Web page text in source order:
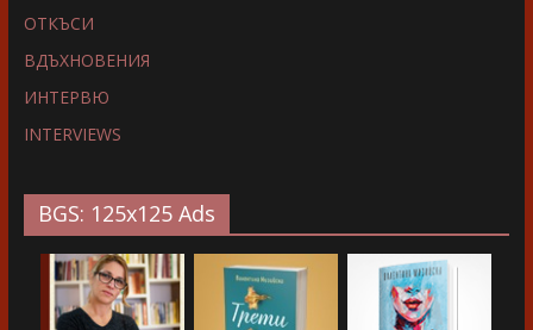
ОТКЪСИ
ВДЪХНОВЕНИЯ
ИНТЕРВЮ
INTERVIEWS
BGS: 125x125 Ads